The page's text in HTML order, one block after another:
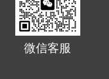
微信客服